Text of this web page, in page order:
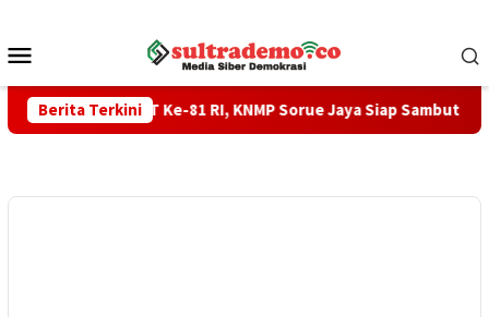
konten
Mobile
Berita Terkini
Upacara HUT Ke-81 RI, KNMP Sorue Jaya Siap Sambut Menteri